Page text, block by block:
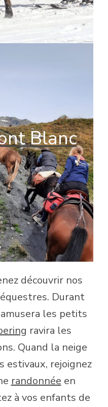
Blanc
découvrir nos
Durant
amusera les petits
ravira les
Quand la neige
estivaux, rejoignez
randonnée en
à vos enfants de